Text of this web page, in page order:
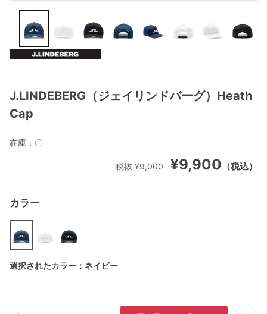
J.LINDEBERG（ジェイリンドバーグ）Heath
Cap
¥9,900 （税込）
税抜 ¥9,000
カラー
選択されたカラー：ネイビー
在庫： 〇